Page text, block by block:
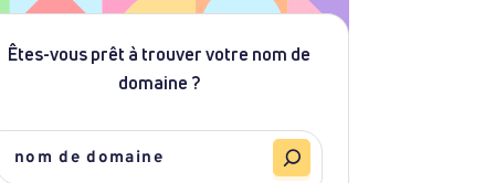
Êtes-vous prêt à trouver votre nom de
domaine ?